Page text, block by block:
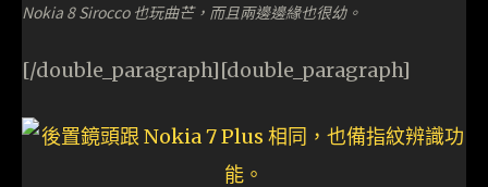
Nokia 8 Sirocco 也玩曲芒，而且兩邊邊緣也很幼。
[/double_paragraph][double_paragraph]